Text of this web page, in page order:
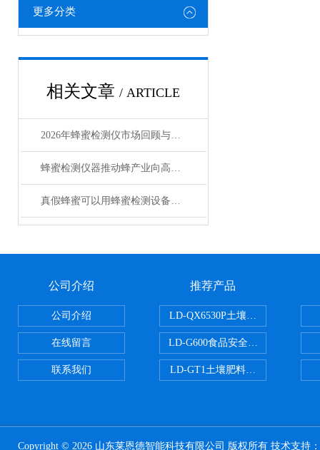
更多分类
相关文章 / ARTICLE
2026年蜂蜜检测仪市场回顾与2027年科研选型趋势
蜂蜜检测仪器推动蜂产业向高品质、高附加值方向持续发展
真假蜂蜜可以用蜂蜜检测设备鉴别吗
公司介绍
公司介绍
在线留言
联系我们
推荐产品
LD-QX6530P土壤氧化还原电位检
LD-G600食品安全检测仪
LD-GT1土壤肥料养分检测仪
Copyright © 2026 山东莱恩德智能科技有限公司 版权所有 技术支持：